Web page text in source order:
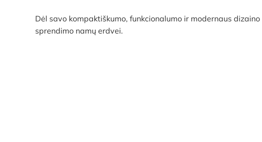
Dėl savo kompaktiškumo, funkcionalumo ir modernaus dizaino
sprendimo namų erdvei.